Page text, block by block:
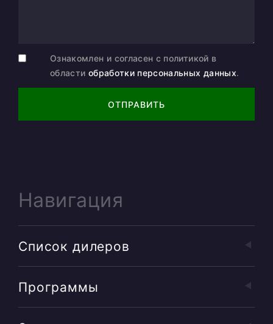
Ознакомлен и согласен с политикой в
области обработки персональных данных.
ОТПРАВИТЬ
Навигация
Список дилеров
Программы